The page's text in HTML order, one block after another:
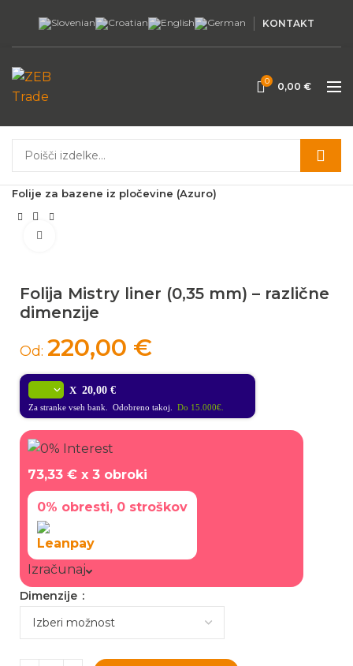
KONTAKT
0 0,00 €
Folije za bazene iz pločevine (Azuro)
Folija Mistry liner (0,35 mm) – različne
dimenzije
Od: 220,00 €
X 20,00 €
Za stranke vseh bank. Odobreno takoj. Do 15.000€.
73,33 € x 3 obroki
0% obresti, 0 stroškov
Izračunaj
Dimenzije